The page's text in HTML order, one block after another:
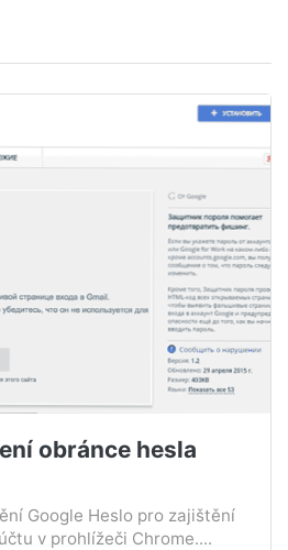
obránce hesla
Google Heslo pro zajištění
v prohlížeči Chrome....